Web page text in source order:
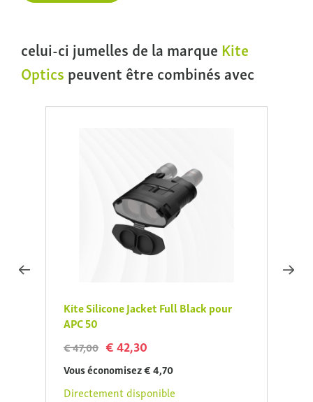
celui-ci jumelles de la marque Kite
Optics peuvent être combinés avec
Kite Silicone Jacket Full Black pour
APC 50
€ 47,00 € 42,30
Vous économisez € 4,70
Directement disponible